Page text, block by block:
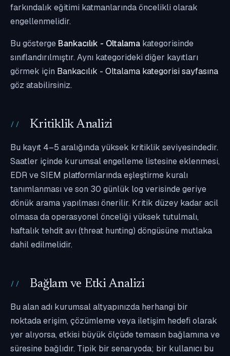
farkındalık eğitimi katmanlarında öncelikli olarak
engellenmelidir.
Bu gösterge Bankacılık - Oltalama kategorisinde
sınıflandırılmıştır. Aynı kategorideki diğer kayıtları
görmek için Bankacılık - Oltalama kategorisi sayfasına
göz atabilirsiniz.
Kritiklik Analizi
Bu kayıt 4–5 aralığında yüksek kritiklik seviyesindedir.
Saatler içinde kurumsal engelleme listesine eklenmesi,
EDR ve SIEM platformlarında eşleştirme kuralı
tanımlanması ve son 30 günlük log verisinde geriye
dönük arama yapılması önerilir. Kritik düzey kadar acil
olmasa da operasyonel önceliği yüksek tutulmalı,
haftalık tehdit avı (threat hunting) döngüsüne mutlaka
dahil edilmelidir.
Bağlam ve Etki Analizi
Bu alan adı kurumsal altyapınızda herhangi bir
noktada erişim, çözümleme veya iletişim hedefi olarak
yer alıyorsa, etkisi büyük ölçüde temasın bağlamına ve
süresine bağlıdır. Tipik bir senaryoda; bir kullanıcı bu